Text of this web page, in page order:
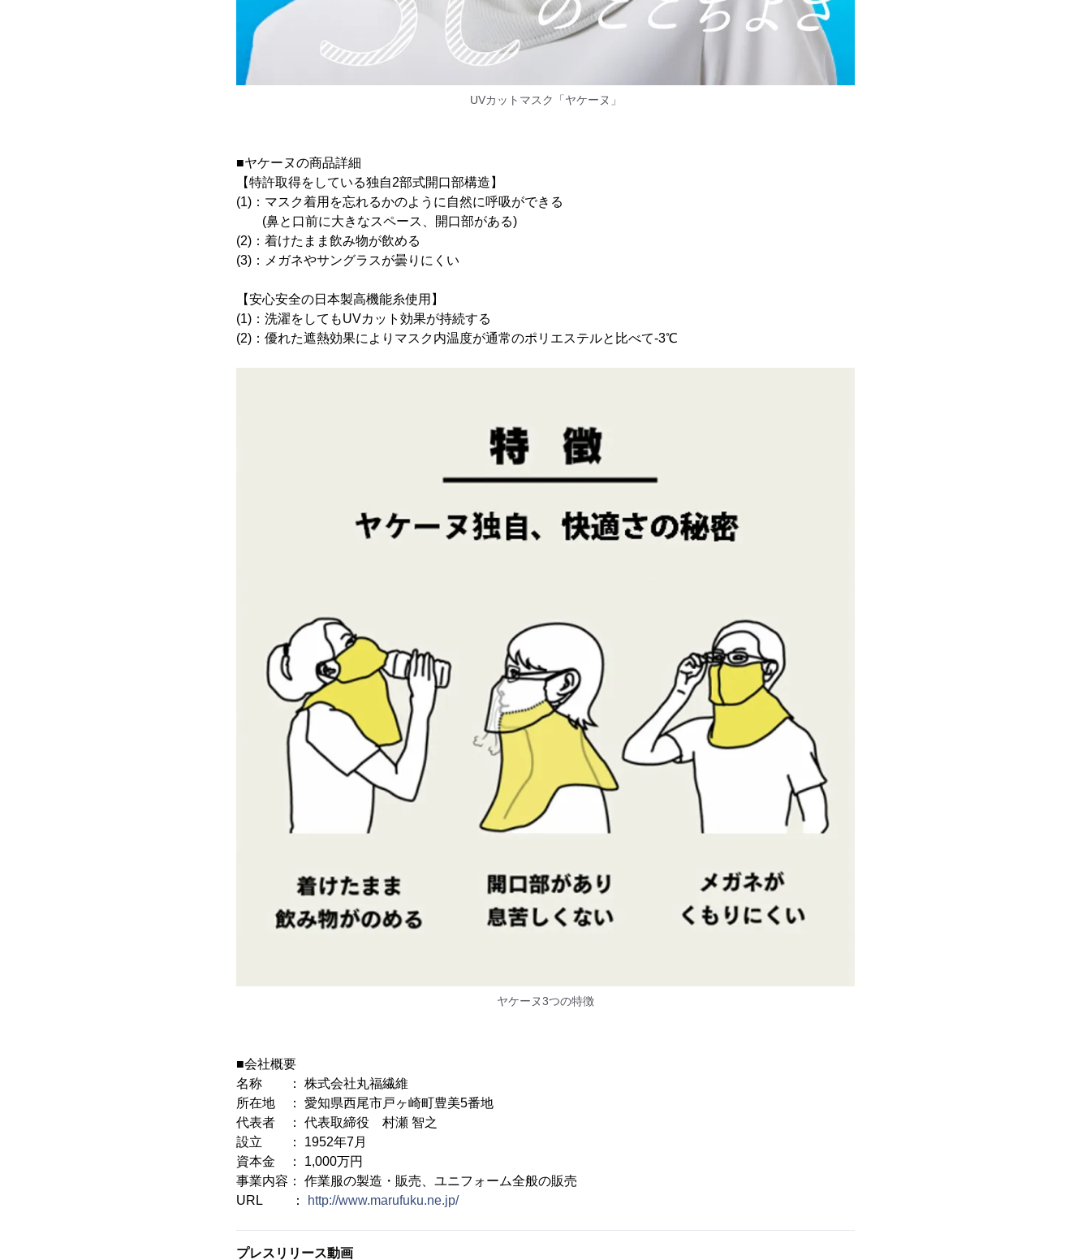
UVカットマスク「ヤケーヌ」
■ヤケーヌの商品詳細
【特許取得をしている独自2部式開口部構造】
(1)：マスク着用を忘れるかのように自然に呼吸ができる
(鼻と口前に大きなスペース、開口部がある)
(2)：着けたまま飲み物が飲める
(3)：メガネやサングラスが曇りにくい
【安心安全の日本製高機能糸使用】
(1)：洗濯をしてもUVカット効果が持続する
(2)：優れた遮熱効果によりマスク内温度が通常のポリエステルと比べて-3℃
ヤケーヌ3つの特徴
■会社概要
名称 ： 株式会社丸福繊維
所在地 ： 愛知県西尾市戸ヶ崎町豊美5番地
代表者 ： 代表取締役 村瀬 智之
設立 ： 1952年7月
資本金 ： 1,000万円
事業内容： 作業服の製造・販売、ユニフォーム全般の販売
URL ：
http://www.marufuku.ne.jp/
プレスリリース動画